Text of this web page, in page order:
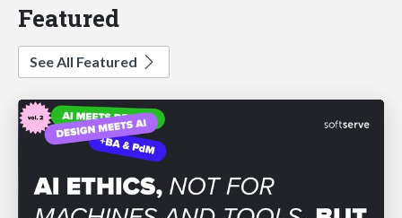
Featured
See All Featured